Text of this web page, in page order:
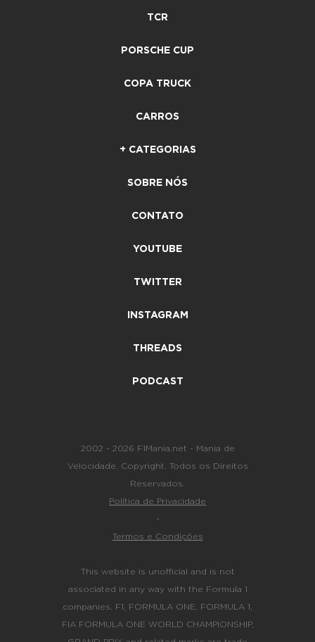
TCR
PORSCHE CUP
COPA TRUCK
CARROS
+ CATEGORIAS
SOBRE NÓS
CONTATO
YOUTUBE
TWITTER
INSTAGRAM
THREADS
PODCAST
2002 - 2026 F1Mania.net - Mania de
Velocidade. Copyright. Todos os Direitos
Reservados.
Política de Privacidade
-
Termos e Condições
This website is unofficial and is not
associated in any way with the Formula 1
companies. F1, FORMULA ONE, FORMULA 1,
FIA FORMULA ONE WORLD CHAMPIONSHIP,